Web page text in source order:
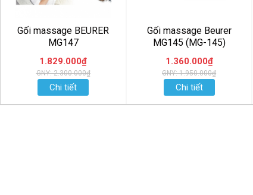
Gối massage BEURER
MG147
1.829.000₫
GNY: 2.300.000₫
Chi tiết
Gối massage Beurer
MG145 (MG-145)
1.360.000₫
GNY: 1.950.000₫
Chi tiết